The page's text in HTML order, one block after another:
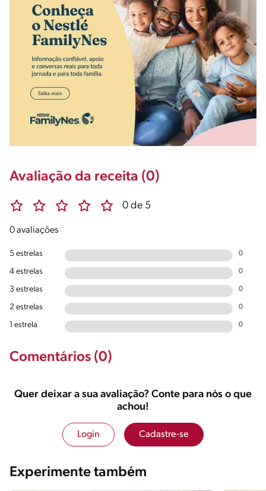
Avaliação da receita (0)
0 de 5
0 avaliações
5 estrelas 0
4 estrelas 0
3 estrelas 0
2 estrelas 0
1 estrela 0
Comentários (0)
Quer deixar a sua avaliação? Conte para nós o que
achou!
Login Cadastre-se
Experimente também